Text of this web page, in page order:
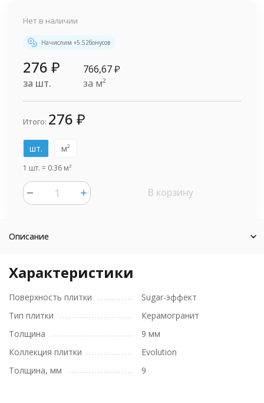
Нет в наличии
Начислим +5.52бонусов
276 ₽
за шт.
766,67₽
за м²
Итого: 276 ₽
шт. м²
1 шт. = 0.36 м²
В корзину
Описание
Характеристики
Поверхность плитки
Sugar-эффект
Тип плитки
Керамогранит
Толщина
9 мм
Коллекция плитки
Evolution
Толщина, мм
9